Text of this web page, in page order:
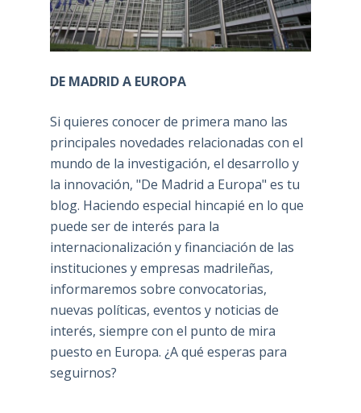
DE MADRID A EUROPA
Si quieres conocer de primera mano las
principales novedades relacionadas con el
mundo de la investigación, el desarrollo y
la innovación, "De Madrid a Europa" es tu
blog. Haciendo especial hincapié en lo que
puede ser de interés para la
internacionalización y financiación de las
instituciones y empresas madrileñas,
informaremos sobre convocatorias,
nuevas políticas, eventos y noticias de
interés, siempre con el punto de mira
puesto en Europa. ¿A qué esperas para
seguirnos?